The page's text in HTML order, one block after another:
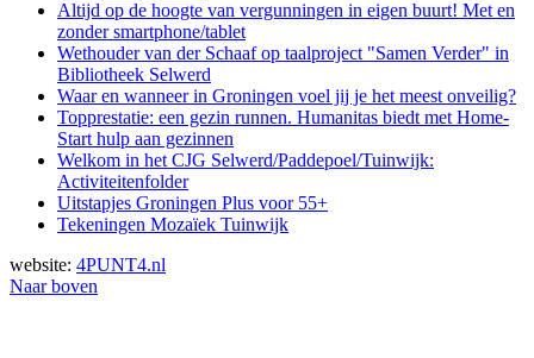
Altijd op de hoogte van vergunningen in eigen buurt! Met en
zonder smartphone/tablet
Wethouder van der Schaaf op taalproject "Samen Verder" in
Bibliotheek Selwerd
Waar en wanneer in Groningen voel jij je het meest onveilig?
Topprestatie: een gezin runnen. Humanitas biedt met Home-
Start hulp aan gezinnen
Welkom in het CJG Selwerd/Paddepoel/Tuinwijk:
Activiteitenfolder
Uitstapjes Groningen Plus voor 55+
Tekeningen Mozaïek Tuinwijk
website: 4PUNT4.nl
Naar boven